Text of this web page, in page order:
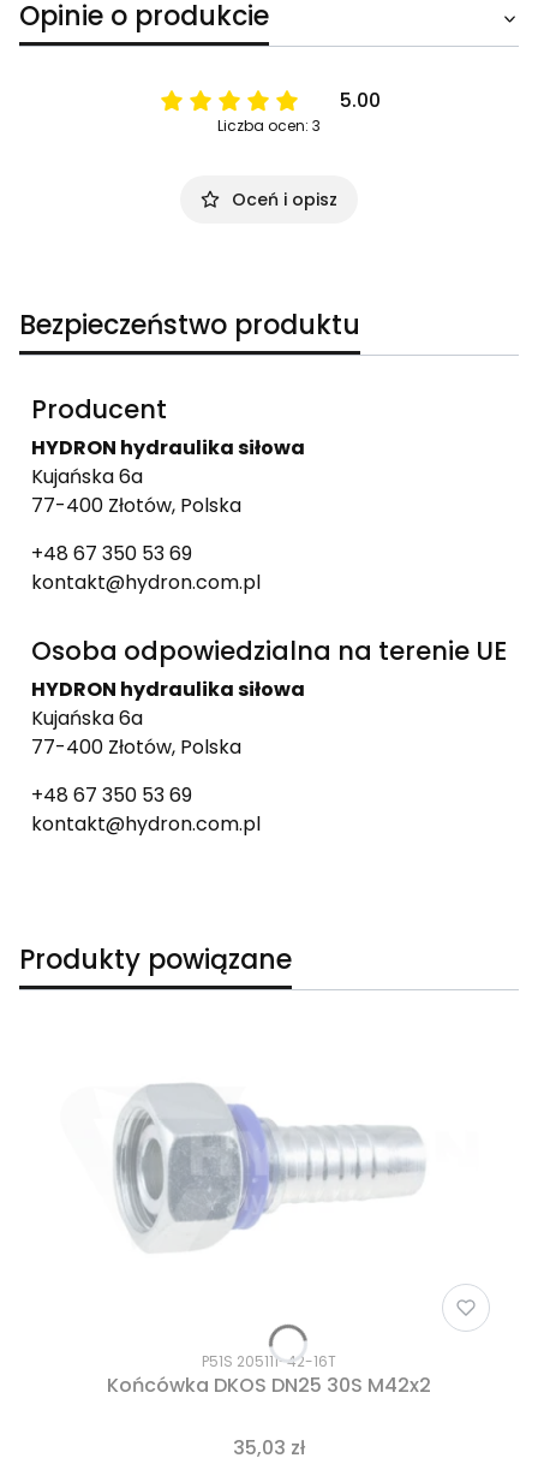
Opinie o produkcie
5.00
Liczba ocen: 3
Oceń i opisz
Bezpieczeństwo produktu
Producent
HYDRON hydraulika siłowa
Kujańska 6a
77-400 Złotów, Polska
+48 67 350 53 69
kontakt@hydron.com.pl
Osoba odpowiedzialna na terenie UE
HYDRON hydraulika siłowa
Kujańska 6a
77-400 Złotów, Polska
+48 67 350 53 69
kontakt@hydron.com.pl
Produkty powiązane
P51S 205111-42-16T
Końcówka DKOS DN25 30S M42x2
35,03 zł